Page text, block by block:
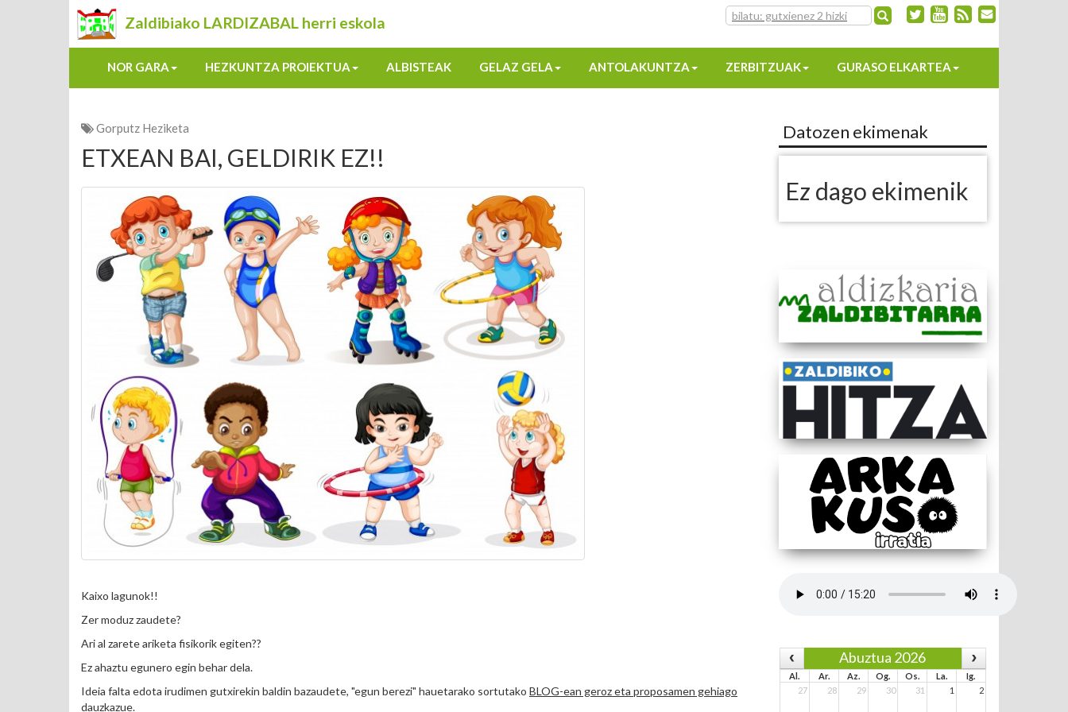
Zaldibiako LARDIZABAL herri eskola
NOR GARA HEZKUNTZA PROIEKTUA ALBISTEAK GELAZ GELA ANTOLAKUNTZA ZERBITZUAK GURASO ELKARTEA
Gorputz Heziketa
ETXEAN BAI, GELDIRIK EZ!!
Kaixo lagunok!!
Zer moduz zaudete?
Ari al zarete ariketa fisikorik egiten??
Ez ahaztu egunero egin behar dela.
Ideia falta edota irudimen gutxirekin baldin bazaudete, "egun berezi" hauetarako sortutako BLOG-ean geroz eta proposamen gehiago
dauzkazue.
Datozen ekimenak
Ez dago ekimenik
Abuztua 2026
Al. Ar. Az. Og. Os. La.
Ig.
27
28 29 30 31 1 2